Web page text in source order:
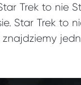
Trek to nie
Star Trek to